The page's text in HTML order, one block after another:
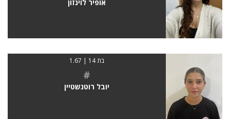
אופיר לוינזון
בת 14 | 1.67
#
יובל רוטנשטיין